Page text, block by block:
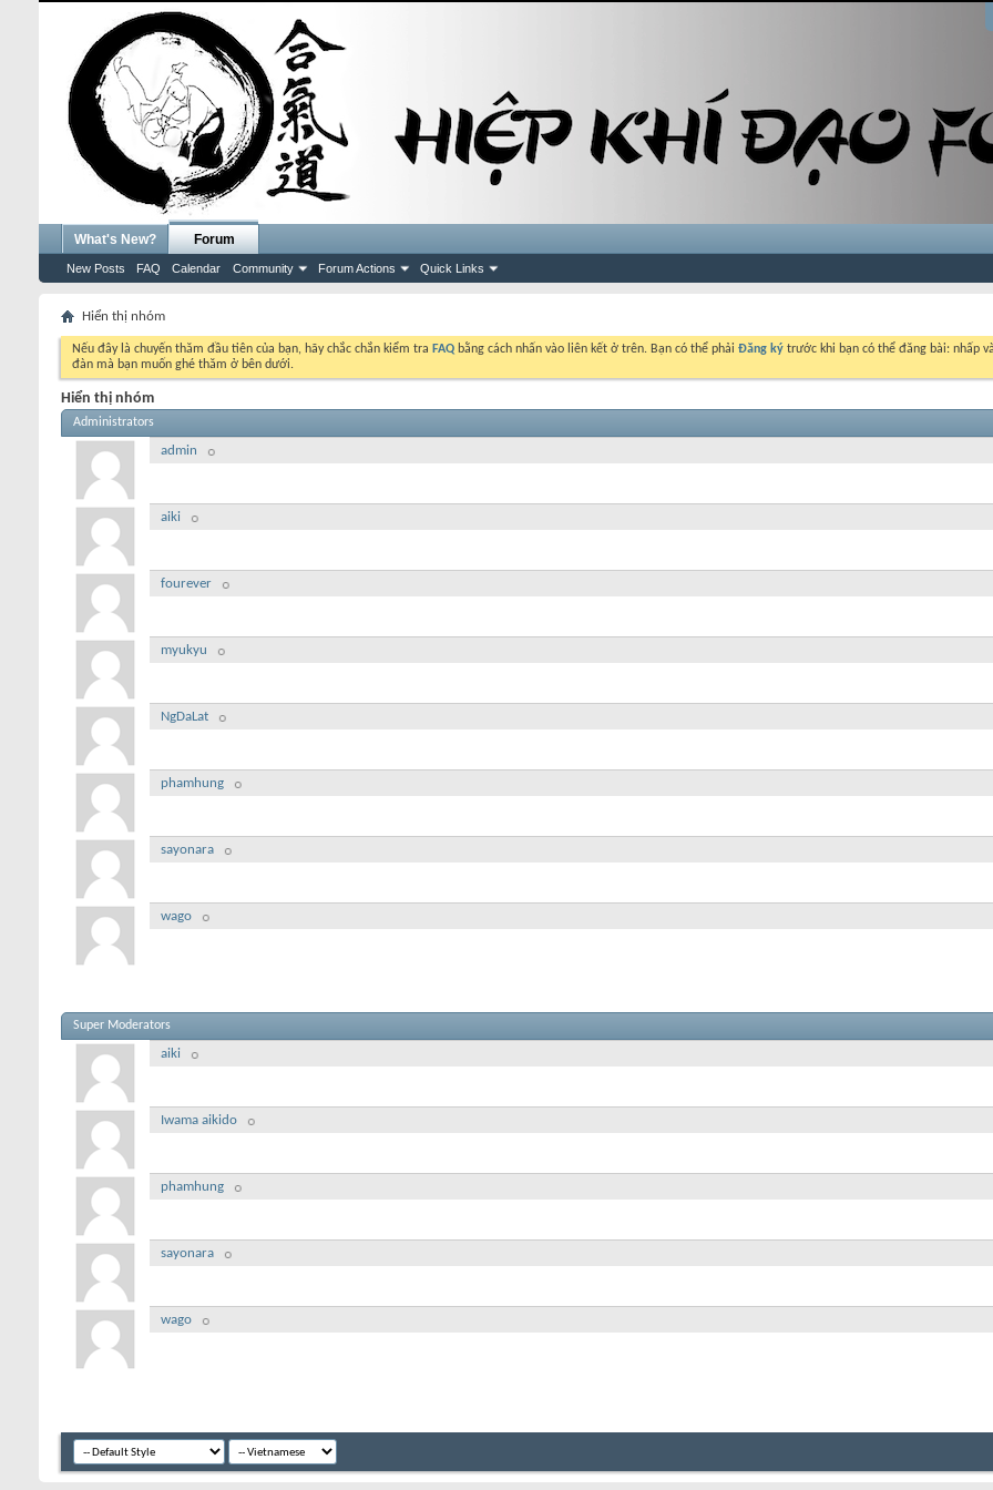
What's New? Forum
New Posts FAQ Calendar Community Forum Actions Quick Links
Hiển thị nhóm
Nếu đây là chuyến thăm đầu tiên của bạn, hãy chắc chắn kiểm tra FAQ bằng cách nhấn vào liên kết ở trên. Bạn có thể phải Đăng ký trước khi bạn có thể đăng bài: nhấp
đàn mà bạn muốn ghé thăm ở bên dưới.
Hiển thị nhóm
Administrators
admin
aiki
fourever
myukyu
NgDaLat
phamhung
sayonara
wago
Super Moderators
aiki
Iwama aikido
phamhung
sayonara
wago